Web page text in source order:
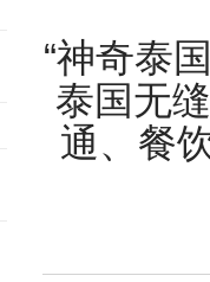
“神奇泰
泰国无
通、餐